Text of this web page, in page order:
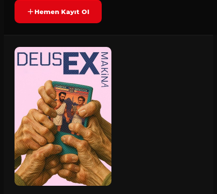
Hemen Kayıt Ol